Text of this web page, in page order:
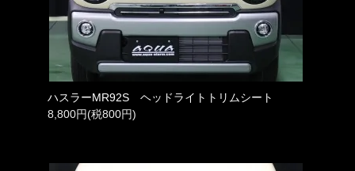
ハスラーMR92S ヘッドライトトリムシート
8,800円(税800円)